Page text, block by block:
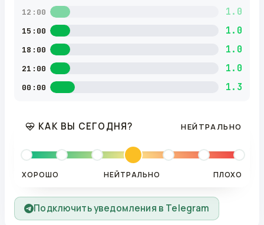
12:00 1.0
15:00 1.0
18:00 1.0
21:00 1.0
00:00 1.3
КАК ВЫ СЕГОДНЯ? НЕЙТРАЛЬНО
ХОРОШО НЕЙТРАЛЬНО ПЛОХО
Подключить уведомления в Telegram